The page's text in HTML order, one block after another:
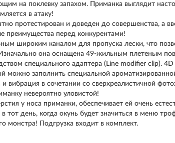
на поклевку запахом. Приманка выглядит
в атаку!
протестирован и доведен до совершенства, а
преимущества перед конкурентами!
широким каналом для пропуска лески, что
она оснащена 49-жильным плетеным
специального адаптера (Line modifier clip).
можно заполнить специальной
и вибрация в сочетании со сверхреалистичной
невероятно уловистой!
у носа приманки, обеспечивает ей очень
день, когда окунь будет значиться в меню
монстра! Подгрузка входит в комплект.